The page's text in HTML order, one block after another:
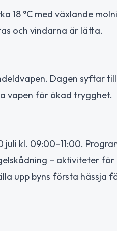
18 °C med växlande
och vindarna är lätta.
Dagen syftar
vapen för ökad trygghet.
kl. 09:00–11:00.
– aktiviteter för
upp byns första hässja